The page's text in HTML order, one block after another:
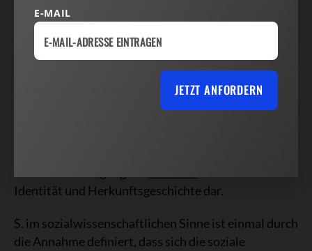
Umbesetzungen von Bedeutungsinhalten. Der
Einordnung des Begriffs in ein verlustgeschichtliches
Verlaufsmodell, das mit ihm den Verfall
gesellschaftlicher Ordnung, sozialen
Zusammenhalts und gesellschaftlicherMoral
beklagt, steht seine fortschrittsoptimistische
Identität und Herkunftsgeschichte dar.
S. im sozialwissenschaftlichen Sinne ist einmal durch
die Annahme definiert, dass sich die soziale
E-MAIL
JETZT ANFORDERN